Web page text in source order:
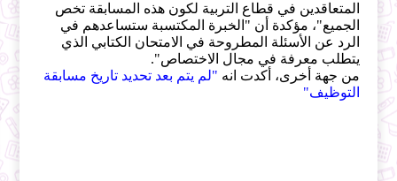
المتعاقدين في قطاع التربية لكون هذه المسابقة تخص
الجميع"، مؤكدة أن "الخبرة المكتسبة ستساعدهم في
الرد عن الأسئلة المطروحة في الامتحان الكتابي الذي
يتطلب معرفة في مجال الاختصاص".
من جهة أخرى، أكدت انه "لم يتم بعد تحديد تاريخ مسابقة
التوظيف"